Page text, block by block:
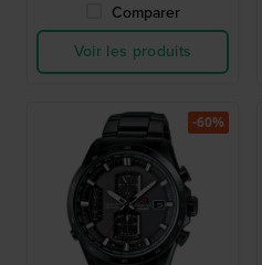
Comparer
Voir les produits
-60%